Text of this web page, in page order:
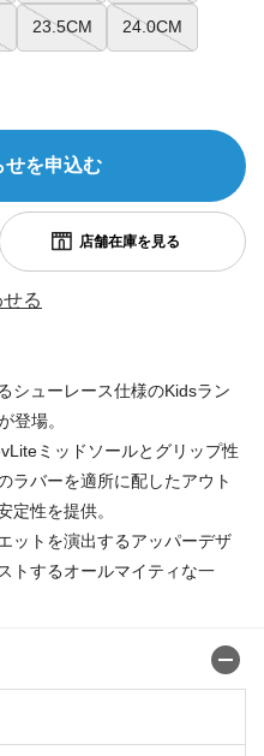
23.5CM 24.0CM
せを申込む
る
シューレース仕様のKidsラン
登場。
ミッドソールとグリップ性
ラバーを適所に配したアウト
定性を提供。
ットを演出するアッパーデザ
トするオールマイティな一